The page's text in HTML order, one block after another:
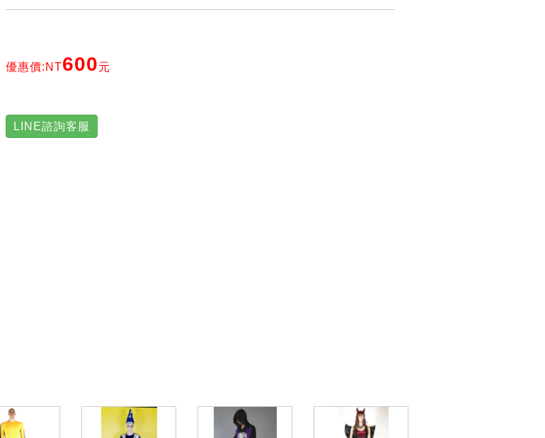
優惠價:NT600元
LINE諮詢客服